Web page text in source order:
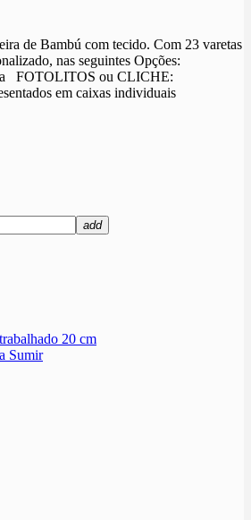
de Bambú com tecido. Com 23 varetas
nas seguintes Opções:
FOTOLITOS ou CLICHE:
em caixas individuais
add